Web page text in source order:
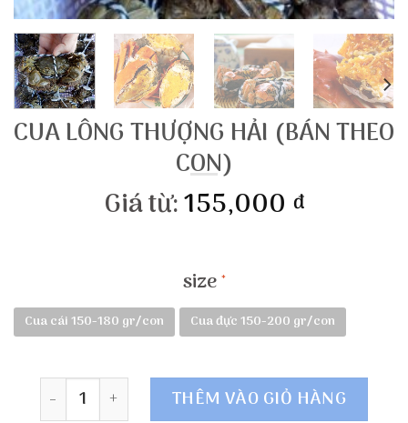
CUA LÔNG THƯỢNG HẢI (BÁN THEO
CON)
Giá từ:155,000 đ
size
Cua cái 150-180 gr/con Cua đực 150-200 gr/con
Số lượng THÊM VÀO GIỎ HÀNG